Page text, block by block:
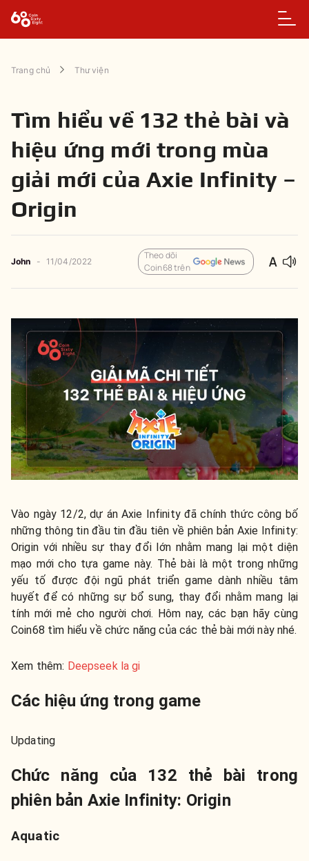
Trang chủ Thư viện
Tìm hiểu về 132 thẻ bài và
hiệu ứng mới trong mùa
giải mới của Axie Infinity –
Origin
John - 11/04/2022
Theo dõi
Coin68 trên
Vào ngày 12/2, dự án Axie Infinity đã chính thức công bố
những thông tin đầu tin đầu tiên về phiên bản Axie Infinity:
Origin với nhiều sự thay đổi lớn nhằm mang lại một diện
mạo mới cho tựa game này. Thẻ bài là một trong những
yếu tố được đội ngũ phát triển game dành nhiều tâm
huyết để có những sự bổ sung, thay đổi nhằm mang lại
tính mới mẻ cho người chơi. Hôm nay, các bạn hãy cùng
Coin68 tìm hiểu về chức năng của các thẻ bài mới này nhé.
Xem thêm: Deepseek la gi
Các hiệu ứng trong game
Updating
Chức năng của 132 thẻ bài trong
phiên bản Axie Infinity: Origin
Aquatic